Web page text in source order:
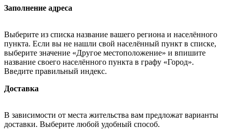
Заполнение адреса
Выберите из списка название вашего региона и населённого
пункта. Если вы не нашли свой населённый пункт в списке,
выберите значение «Другое местоположение» и впишите
название своего населённого пункта в графу «Город».
Введите правильный индекс.
Доставка
В зависимости от места жительства вам предложат варианты
доставки. Выберите любой удобный способ.